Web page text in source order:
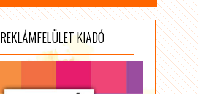
REKLÁMFELÜLET KIADÓ